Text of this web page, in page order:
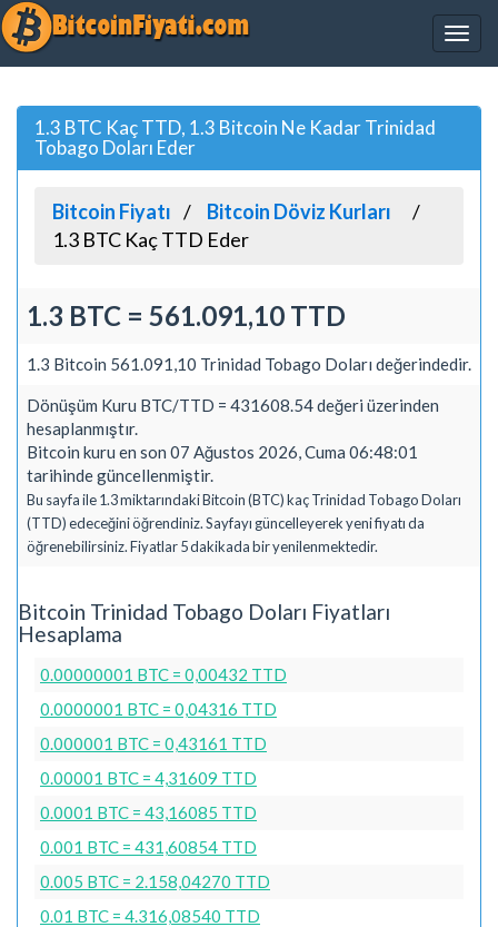
1.3 BTC Kaç TTD, 1.3 Bitcoin Ne Kadar Trinidad
Tobago Doları Eder
Bitcoin Fiyatı
Bitcoin Döviz Kurları
1.3 BTC Kaç TTD Eder
1.3 BTC = 561.091,10 TTD
1.3 Bitcoin 561.091,10 Trinidad Tobago Doları değerindedir.
Dönüşüm Kuru BTC/TTD = 431608.54 değeri üzerinden
hesaplanmıştır.
Bitcoin kuru en son 07 Ağustos 2026, Cuma 06:48:01
tarihinde güncellenmiştir.
Bu sayfa ile 1.3 miktarındaki Bitcoin (BTC) kaç Trinidad Tobago Doları
(TTD) edeceğini öğrendiniz. Sayfayı güncelleyerek yeni fiyatı da
öğrenebilirsiniz. Fiyatlar 5 dakikada bir yenilenmektedir.
Bitcoin Trinidad Tobago Doları Fiyatları
Hesaplama
0.00000001 BTC = 0,00432 TTD
0.0000001 BTC = 0,04316 TTD
0.000001 BTC = 0,43161 TTD
0.00001 BTC = 4,31609 TTD
0.0001 BTC = 43,16085 TTD
0.001 BTC = 431,60854 TTD
0.005 BTC = 2.158,04270 TTD
0.01 BTC = 4.316,08540 TTD